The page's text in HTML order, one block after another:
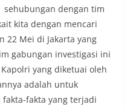
sehubungan dengan tim
kita dengan mencari
22 Mei di Jakarta yang
gabungan investigasi ini
yang diketuai oleh
adalah untuk
fakta yang terjadi